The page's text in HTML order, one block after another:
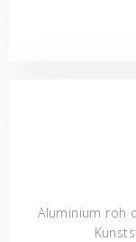
Aluminium roh